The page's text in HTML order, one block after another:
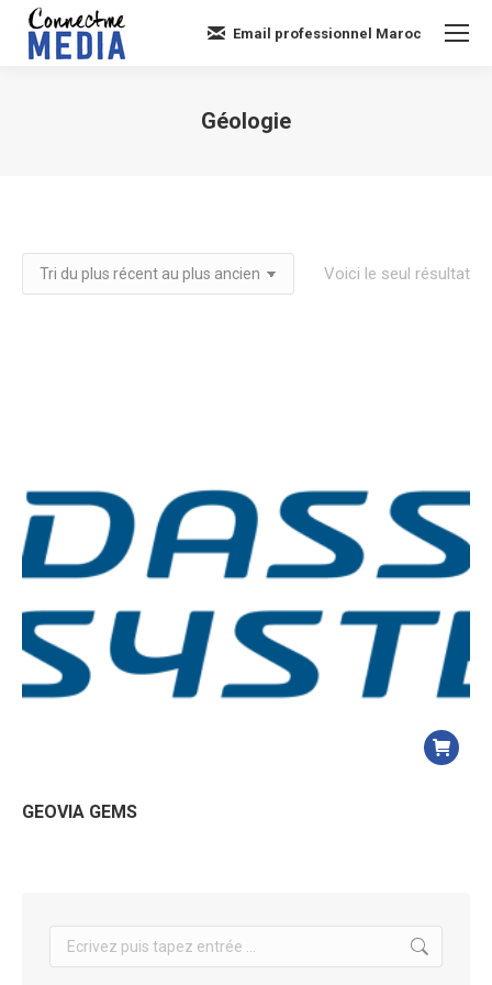
Email professionnel Maroc
Géologie
Voici le seul résultat
GEOVIA GEMS
Search: